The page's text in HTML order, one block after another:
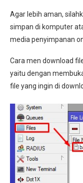
Agar lebih aman,
simpan di komputer
media penyimpanan
Cara men download
yaitu dengan
file yang ingin di